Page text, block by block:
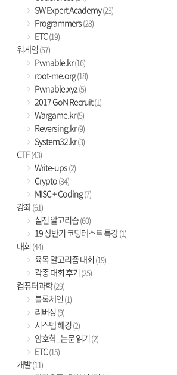
SW Expert Academy(23)
Programmers(28)
ETC(19)
워게임(57)
Pwnable.kr(16)
root-me.org(18)
Pwnable.xyz(5)
2017 GoN Recruit(1)
Wargame.kr(5)
Reversing.kr(9)
System32.kr(3)
CTF(43)
Write-ups(2)
Crypto(34)
MISC + Coding(7)
강좌(61)
실전 알고리즘(60)
19 상반기 코딩테스트 특강(1)
대회 (44)
육목 알고리즘 대회 (19)
각종 대회 후기(25)
컴퓨터과학(29)
블록체인(1)
리버싱(9)
시스템 해킹(2)
암호학_논문 읽기(2)
ETC(15)
개발(11)